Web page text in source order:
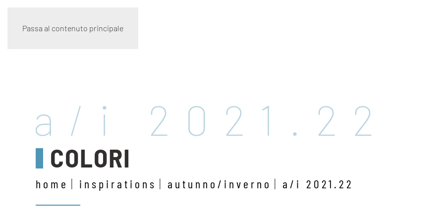
Passa al contenuto principale
a/i 2021.22
COLORI
home inspirations autunno/inverno a/i 2021.22